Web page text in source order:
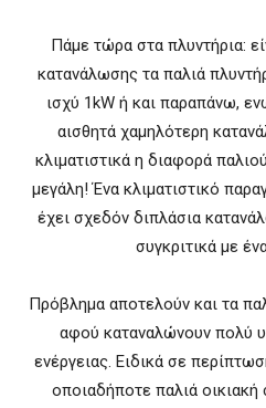
Πάμε τώρα στα πλυντήρια:
κατανάλωσης τα παλιά
ισχύ 1kW ή και παραπάνω,
αισθητά χαμηλότερη
κλιματιστικά η διαφορά
μεγάλη! Ένα κλιματιστικό
έχει σχεδόν διπλάσια
συγκριτικά με
Πρόβλημα αποτελούν και τα
αφού καταναλώνουν πολύ
ενέργειας. Ειδικά σε
οποιαδήποτε παλιά